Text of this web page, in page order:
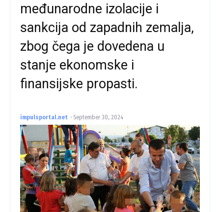
međunarodne izolacije i
sankcija od zapadnih zemalja,
zbog čega je dovedena u
stanje ekonomske i
finansijske propasti.
impulsportal.net - September 30, 2024